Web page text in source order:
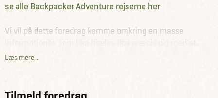
se alle Backpacker Adventure rejserne her
Vi vil på dette foredrag komme omkring en masse
finde ud af, om dette grupperejsekoncept er noget for dig.
ikke bliver besvaret i selve præsentationen.
Læs mere...